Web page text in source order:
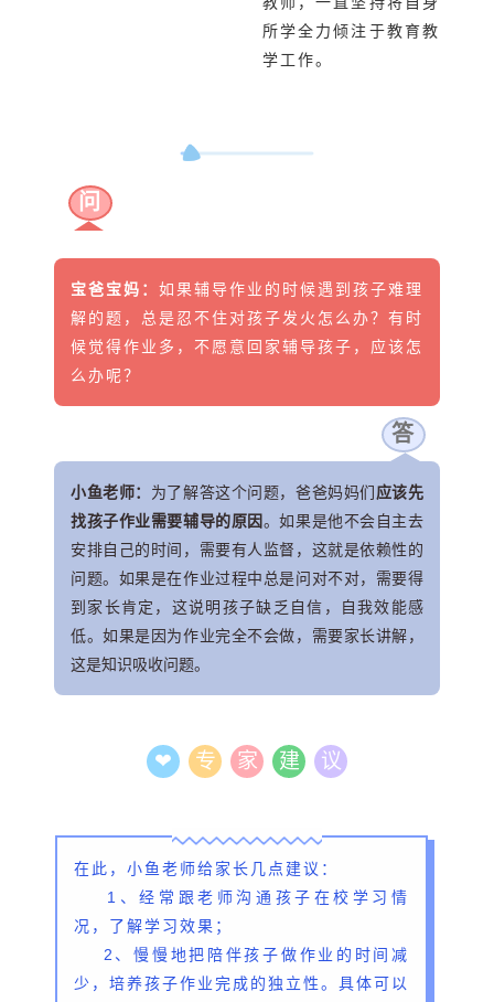
所学全力倾注于教育教
学工作。
问
宝爸宝妈： 如果辅导作业的时候遇到孩子难理
解的题，总是忍不住对孩子发火怎么办？有时
候觉得作业多，不愿意回家辅导孩子，应该怎
么办呢？
答
小鱼老师： 为了解答这个问题，爸爸妈妈们 应该先
找孩子作业需要辅导的原因。如果是他不会自主去
安排自己的时间，需要有人监督，这就是依赖性的
问题。如果是在作业过程中总是问对不对，需要得
到家长肯定，这说明孩子缺乏自信，自我效能感
低。如果是因为作业完全不会做，需要家长讲解，
这是知识吸收问题。
❤ 专 家 建 议
在此，小鱼老师给家长几点建议：
1、经常跟老师沟通孩子在校学习情
况，了解学习效果；
2、慢慢地把陪伴孩子做作业的时间减
少，培养孩子作业完成的独立性。具体可以